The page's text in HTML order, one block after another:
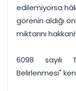
edilemiyorsa
görenin aldığı
miktarını
6098 sayılı
Belirlenmesi"